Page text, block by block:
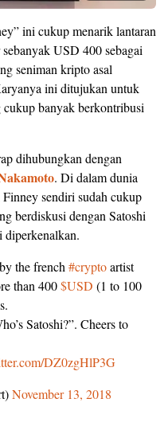
ini cukup menarik lantaran
USD 400 sebagai
seniman kripto asal
ini ditujukan untuk
banyak berkontribusi
dihubungkan dengan
. Di dalam dunia
sendiri sudah cukup
berdiskusi dengan Satoshi
diperkenalkan.
the french #cryptoartist
than 400$USD (1 to 100
Satoshi?”. Cheers to
DZ0zgHlP3G
November 13, 2018